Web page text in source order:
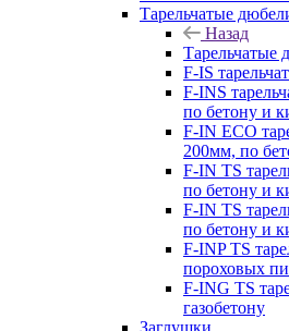
Тарельчатые
Назад
Тарельчатые
F-IS
F-INS
по бетону и
F-IN ECO
200мм, по
F-IN TS
по бетону и
F-IN TS
по бетону и
F-INP TS
пороховых
F-ING TS
газобетону
Заглушки